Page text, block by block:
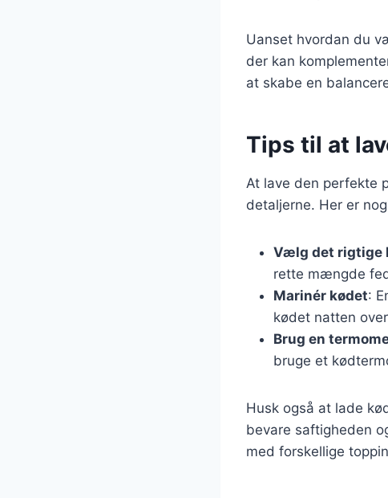
Uanset hvordan du
der kan
at skabe en
Tips til at
At lave den perfekte
detaljerne. Her er
Vælg det rigtige
rette mængde
Marinér kødet:
kødet natten
Brug en
bruge et
Husk også at lade
bevare saftigheden
med forskellige